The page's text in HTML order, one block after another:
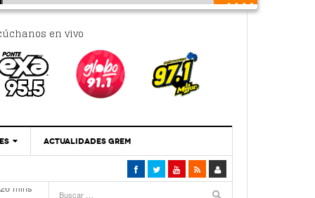
en vivo
‘Se Vale Soñar Con Una Contraloría Ciudadana’
ACTUALIDADES GREM
mins